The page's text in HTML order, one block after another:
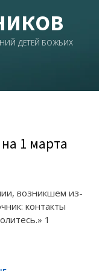
ДЕТЕЙ БОЖЬИХ
1 марта
возникшем из-
контакты
1